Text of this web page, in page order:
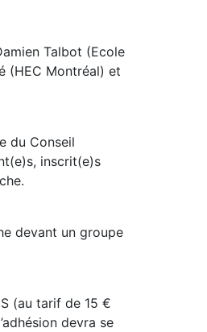
Talbot (Ecole
(HEC Montréal) et
du Conseil
inscrit(e)s
devant un groupe
(au tarif de 15 €
devra se